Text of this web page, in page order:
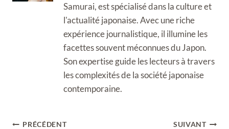
Samurai, est spécialisé dans la culture et
l'actualité japonaise. Avec une riche
expérience journalistique, il illumine les
facettes souvent méconnues du Japon.
Son expertise guide les lecteurs à travers
les complexités de la société japonaise
contemporaine.
Navigation
PRÉCÉDENT SUIVANT